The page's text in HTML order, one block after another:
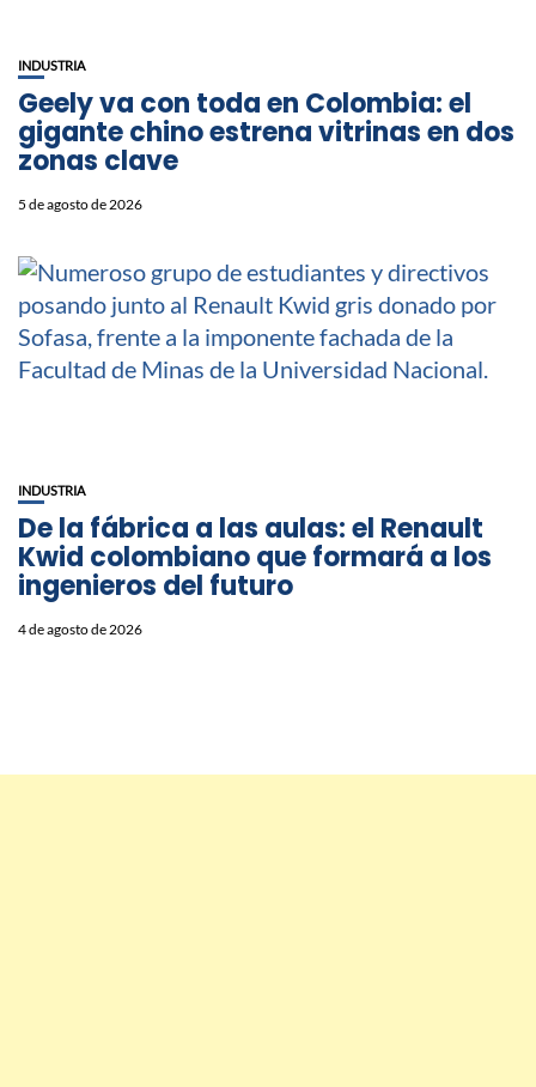
INDUSTRIA
Geely va con toda en Colombia: el
gigante chino estrena vitrinas en dos
zonas clave
5 de agosto de 2026
INDUSTRIA
De la fábrica a las aulas: el Renault
Kwid colombiano que formará a los
ingenieros del futuro
4 de agosto de 2026